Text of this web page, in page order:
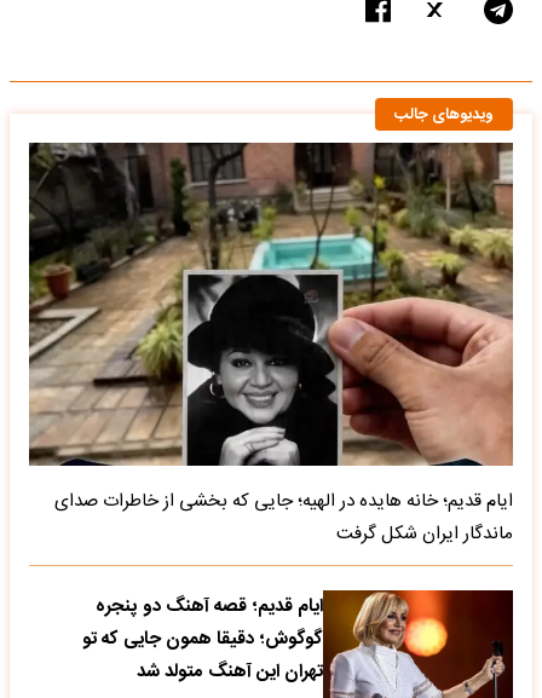
ویدیوهای جالب
ایام قدیم؛ خانه هایده در الهیه؛ جایی که بخشی از خاطرات صدای
ماندگار ایران شکل گرفت
ایام قدیم؛ قصه آهنگ دو پنجره
گوگوش؛ دقیقا همون جایی که تو
تهران این آهنگ متولد شد